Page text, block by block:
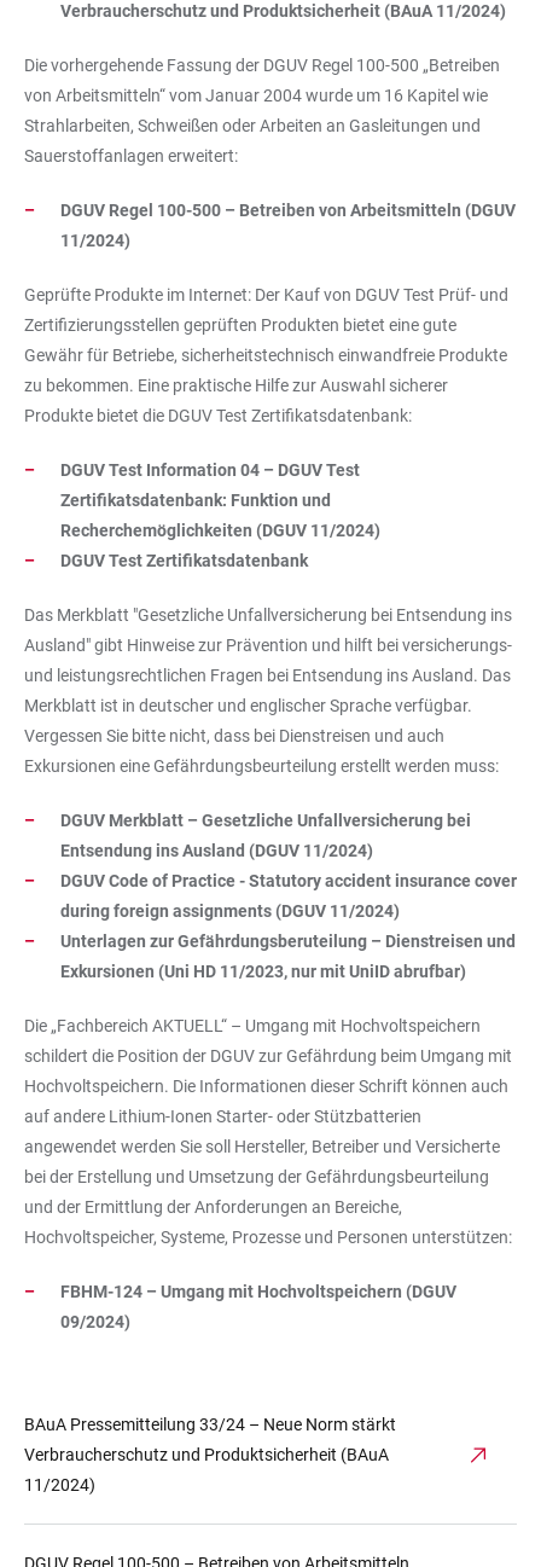
Verbraucherschutz und Produktsicherheit (BAuA 11/2024)
Die vorhergehende Fassung der DGUV Regel 100-500 „Betreiben
von Arbeitsmitteln“ vom Januar 2004 wurde um 16 Kapitel wie
Strahlarbeiten, Schweißen oder Arbeiten an Gasleitungen und
Sauerstoffanlagen erweitert:
DGUV Regel 100-500 – Betreiben von Arbeitsmitteln (DGUV
11/2024)
Geprüfte Produkte im Internet: Der Kauf von DGUV Test Prüf- und
Zertifizierungsstellen geprüften Produkten bietet eine gute
Gewähr für Betriebe, sicherheitstechnisch einwandfreie Produkte
zu bekommen. Eine praktische Hilfe zur Auswahl sicherer
Produkte bietet die DGUV Test Zertifikatsdatenbank:
DGUV Test Information 04 – DGUV Test
Zertifikatsdatenbank: Funktion und
Recherchemöglichkeiten (DGUV 11/2024)
DGUV Test Zertifikatsdatenbank
Das Merkblatt "Gesetzliche Unfallversicherung bei Entsendung ins
Ausland" gibt Hinweise zur Prävention und hilft bei versicherungs-
und leistungsrechtlichen Fragen bei Entsendung ins Ausland. Das
Merkblatt ist in deutscher und englischer Sprache verfügbar.
Vergessen Sie bitte nicht, dass bei Dienstreisen und auch
Exkursionen eine Gefährdungsbeurteilung erstellt werden muss:
DGUV Merkblatt – Gesetzliche Unfallversicherung bei
Entsendung ins Ausland (DGUV 11/2024)
DGUV Code of Practice - Statutory accident insurance cover
during foreign assignments (DGUV 11/2024)
Unterlagen zur Gefährdungsberuteilung – Dienstreisen und
Exkursionen (Uni HD 11/2023, nur mit UniID abrufbar)
Die „Fachbereich AKTUELL“ – Umgang mit Hochvoltspeichern
schildert die Position der DGUV zur Gefährdung beim Umgang mit
Hochvoltspeichern. Die Informationen dieser Schrift können auch
auf andere Lithium-Ionen Starter- oder Stützbatterien
angewendet werden Sie soll Hersteller, Betreiber und Versicherte
bei der Erstellung und Umsetzung der Gefährdungsbeurteilung
und der Ermittlung der Anforderungen an Bereiche,
Hochvoltspeicher, Systeme, Prozesse und Personen unterstützen:
FBHM-124 – Umgang mit Hochvoltspeichern (DGUV
09/2024)
BAuA Pressemitteilung 33/24 – Neue Norm stärkt
Verbraucherschutz und Produktsicherheit (BAuA
11/2024)